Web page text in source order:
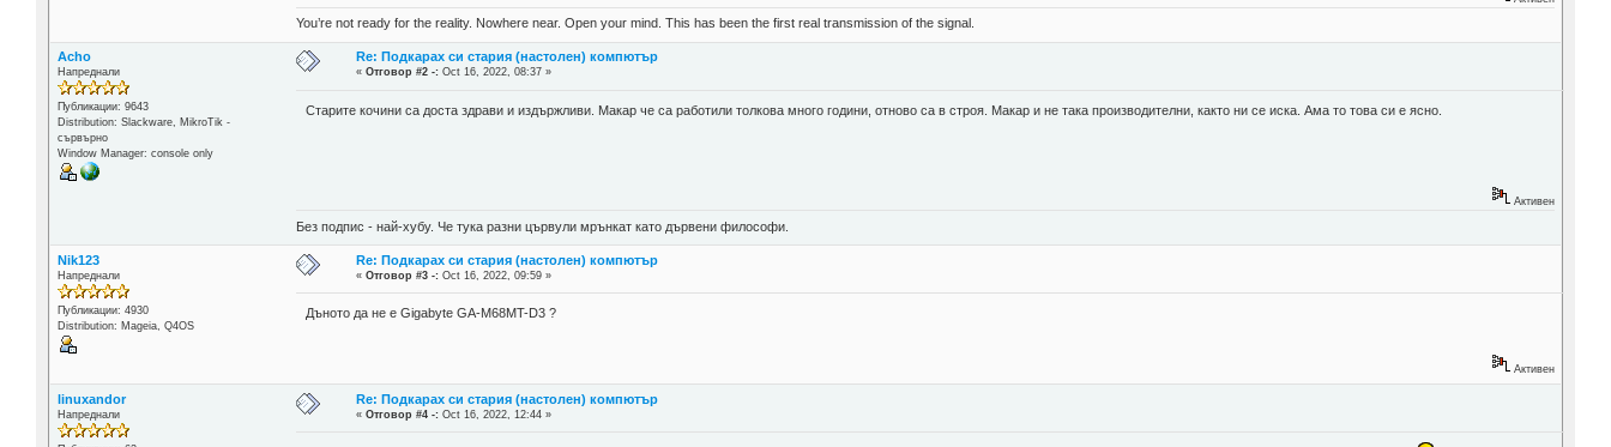
You’re not ready for the reality. Nowhere near. Open your mind. This has been the first real transmission of the signal.
Acho
Напреднали
Публикации: 9643
Distribution: Slackware, MikroTik -
сървърно
Window Manager: console only
Re: Подкарах си стария (настолен) компютър
«Отговор #2 -: Oct 16, 2022, 08:37 »
Старите кочини са доста здрави и издържливи. Макар че са работили толкова много години, отново са в строя. Макар и не така производителни, както ни се иска. Ама то това си е ясно.
Активен
Без подпис - най-хубу. Че тука разни цървули мрънкат като дървени философи.
Nik123
Напреднали
Публикации: 4930
Distribution: Mageia, Q4OS
Re: Подкарах си стария (настолен) компютър
«Отговор #3 -: Oct 16, 2022, 09:59 »
Дъното да не е Gigabyte GA-M68MT-D3 ?
Активен
linuxandor
Напреднали
Re: Подкарах си стария (настолен) компютър
«Отговор #4 -: Oct 16, 2022, 12:44 »